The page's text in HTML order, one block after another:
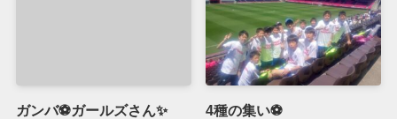
ガンバ⚽ガールズさん✨ 4種の集い⚽